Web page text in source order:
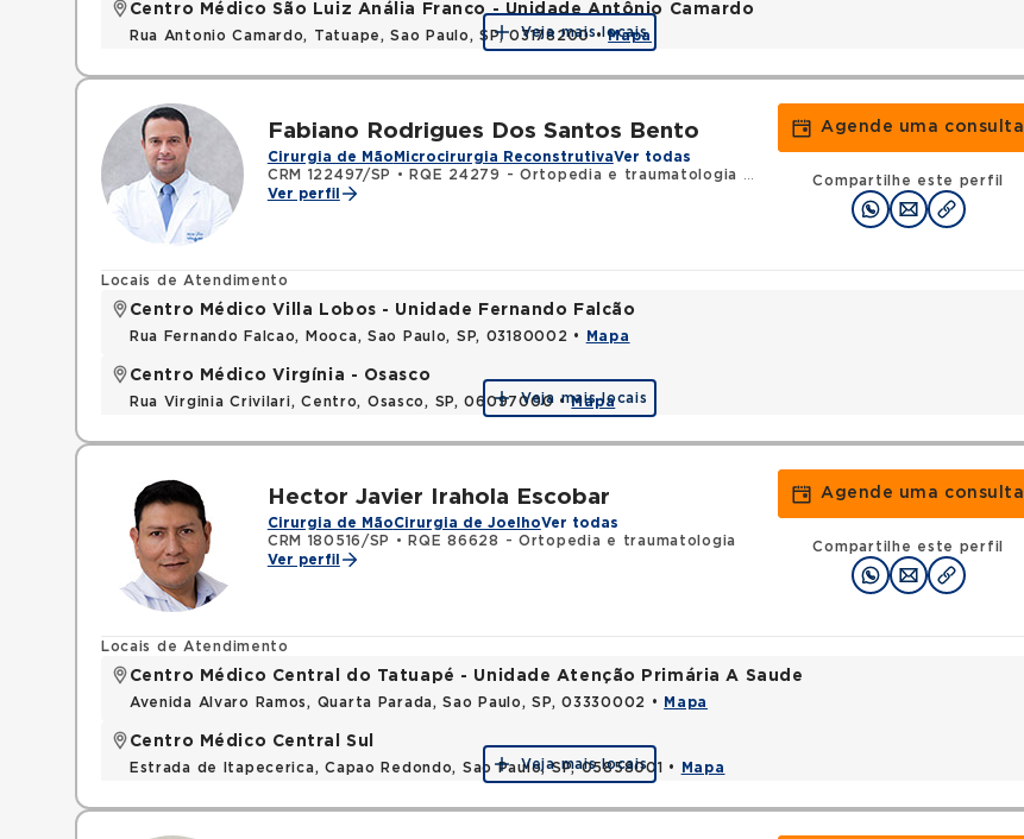
Centro Médico São Luiz Anália Franco - Unidade Antônio Camardo
Rua Antonio Camardo, Tatuape, Sao Paulo, SP, 03178200 •Mapa
Veja mais locais
Fabiano Rodrigues Dos Santos Bento
Cirurgia de Mão Microcirurgia ReconstrutivaVer todas
CRM 122497/SP
• RQE 24279 - Ortopedia e traumatologia
RQE 27769 - Cirurgia da mão
Ver perfil
Agende uma consulta
Compartilhe este perfil
Locais de Atendimento
Centro Médico Villa Lobos - Unidade Fernando Falcão
Rua Fernando Falcao, Mooca, Sao Paulo, SP, 03180002 • Mapa
Centro Médico Virgínia - Osasco
Rua Virginia Crivilari, Centro, Osasco, SP, 06097000 •Mapa
Veja mais locais
Hector Javier Irahola Escobar
Cirurgia de MãoCirurgia de JoelhoVer todas
CRM 180516/SP
•
RQE 86628 - Ortopedia e traumatologia
Ver perfil
Agende uma consulta
Compartilhe este perfil
Locais de Atendimento
Centro Médico Central do Tatuapé - Unidade Atenção Primária A Saude
Avenida Alvaro Ramos, Quarta Parada, Sao Paulo, SP, 03330002 • Mapa
Centro Médico Central Sul
Estrada de Itapecerica, Capao Redondo, Sao Paulo, SP, 05858001 • Mapa
Veja mais locais